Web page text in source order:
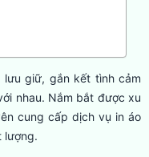
giữ, gắn kết tình cảm
nhau. Nắm bắt được xu
cung cấp dịch vụ in áo
lượng.